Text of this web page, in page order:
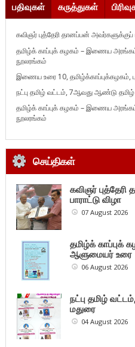
பதிவுகள் கருத்துகள்
கவிஞர் புத்தேரி தானப்பன் அவர்களுக்குப்
தமிழ்க் காப்புக் கழகம் – இணைய
நூலரங்கம்
இணைய உரை 10, தமிழ்க்காப்புக்கழகம்,
நட்பு தமிழ் வட்டம், 7ஆவது ஆண்டு தமிழ்
தமிழ்க் காப்புக் கழகம் – இணைய
நூலரங்கம்
செய்திகள்
கவிஞர்
பாராட்டு விழா
07 August 2026
தமிழ்க்
ஆளுமையர் உரை
06 August 2026
நட்பு தமிழ்
மதுரை
04 August 2026